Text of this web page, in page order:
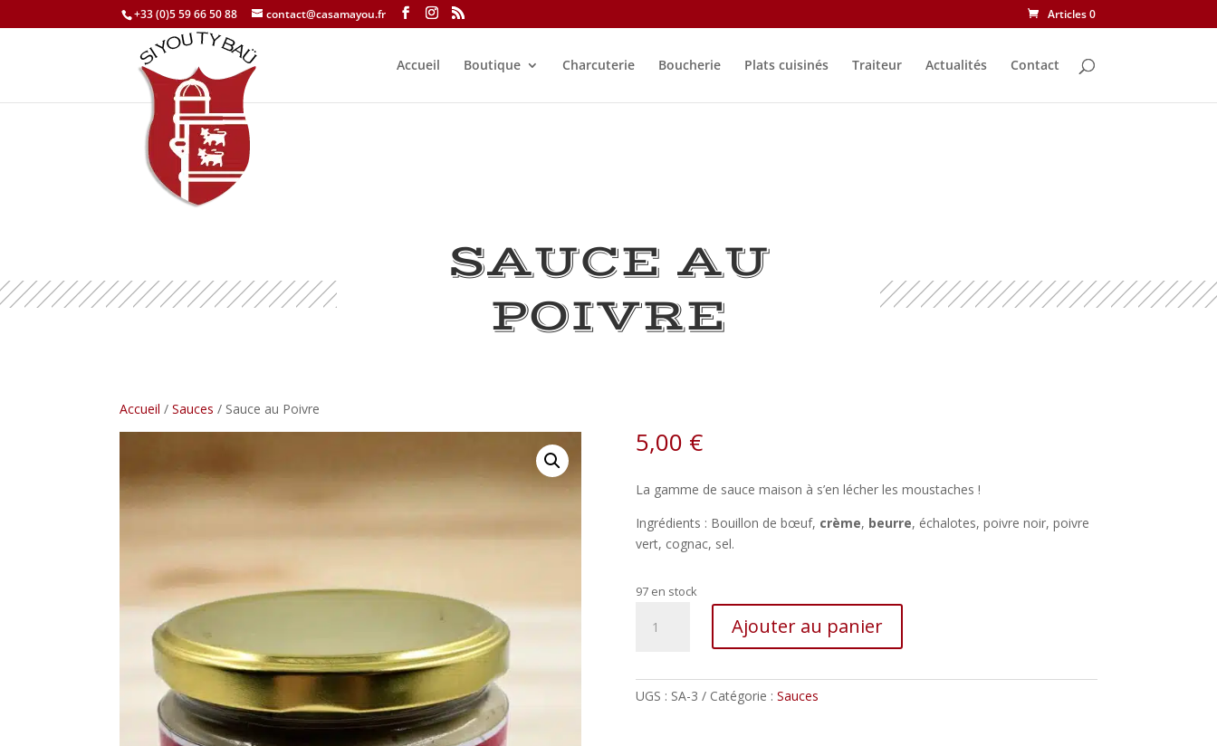
+33 (0)5 59 66 50 88 contact@casamayou.fr Articles 0
Accueil Boutique Charcuterie Boucherie Plats cuisinés Traiteur Actualités Contact
SAUCE AU
POIVRE
Accueil / Sauces / Sauce au Poivre
5,00 €
La gamme de sauce maison à s’en lécher les moustaches !
Ingrédients : Bouillon de bœuf, crème, beurre, échalotes, poivre noir, poivre
vert, cognac, sel.
97 en stock
Poivre
Ajouter au panier
UGS : SA-3 Catégorie : Sauces